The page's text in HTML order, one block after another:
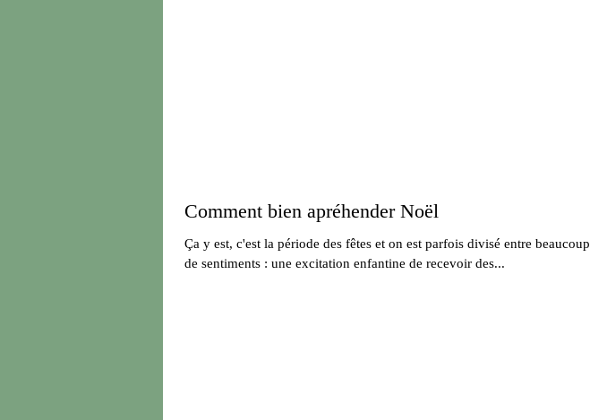
Comment bien apréhender Noël
Ça y est, c'est la période des fêtes et on est parfois divisé entre beaucoup
de sentiments : une excitation enfantine de recevoir des...